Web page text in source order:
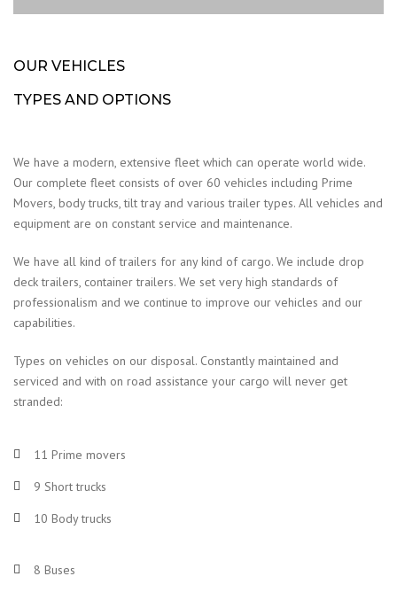
OUR VEHICLES
TYPES AND OPTIONS
We have a modern, extensive fleet which can operate world wide.
Our complete fleet consists of over 60 vehicles including Prime
Movers, body trucks, tilt tray and various trailer types. All vehicles and
equipment are on constant service and maintenance.
We have all kind of trailers for any kind of cargo. We include drop
deck trailers, container trailers. We set very high standards of
professionalism and we continue to improve our vehicles and our
capabilities.
Types on vehicles on our disposal. Constantly maintained and
serviced and with on road assistance your cargo will never get
stranded:
11 Prime movers
9 Short trucks
10 Body trucks
8 Buses